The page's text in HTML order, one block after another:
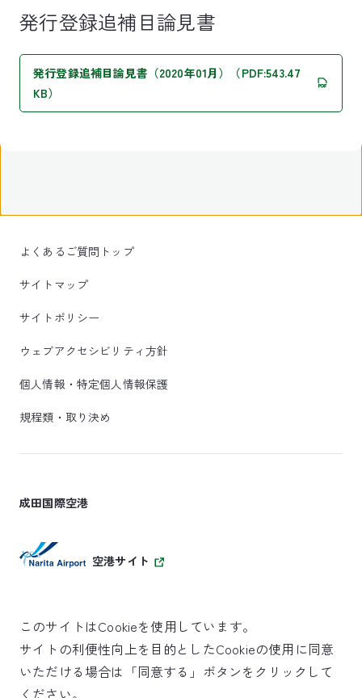
発行登録追補目論見書
発行登録追補目論見書（2020年01月）（PDF:543.47
KB）
よくあるご質問トップ
サイトマップ
サイトポリシー
ウェブアクセシビリティ方針
個人情報・特定個人情報保護
規程類・取り決め
成田国際空港
空港サイト
SKYTRAX
5スターエアポート
このサイトはCookieを使用しています。
サイトの利便性向上を目的としたCookieの使用に同意
いただける場合は「同意する」ボタンをクリックして
ください。